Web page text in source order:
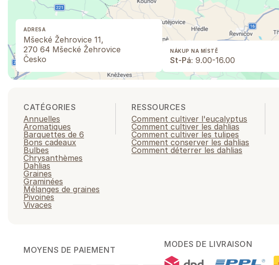
ADRESA
Mšecké Žehrovice 11,
270 64 Mšecké Žehrovice
Česko
NÁKUP NA MÍSTĚ
St-Pá: 9.00-16.00
CATÉGORIES
Annuelles
Aromatiques
Barquettes de 6
Bons cadeaux
Bulbes
Chrysanthèmes
Dahlias
Graines
Graminées
Mélanges de graines
Pivoines
Vivaces
RESSOURCES
Comment cultiver l'eucalyptus
Comment cultiver les dahlias
Comment cultiver les tulipes
Comment conserver les dahlias
Comment déterrer les dahlias
MOYENS DE PAIEMENT
MODES DE LIVRAISON